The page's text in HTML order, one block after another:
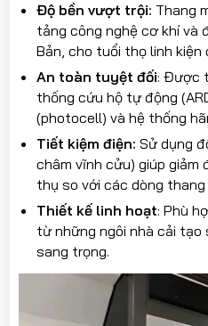
Độ bền vượt trội: Thang
tảng công nghệ cơ khí và
Bản, cho tuổi thọ linh kiện
An toàn tuyệt đối: Được
thống cứu hộ tự động
(photocell) và hệ thống
Tiết kiệm điện: Sử dụng
châm vĩnh cửu) giúp giảm
thụ so với các dòng thang
Thiết kế linh hoạt: Phù
từ những ngôi nhà cải
sang trọng.